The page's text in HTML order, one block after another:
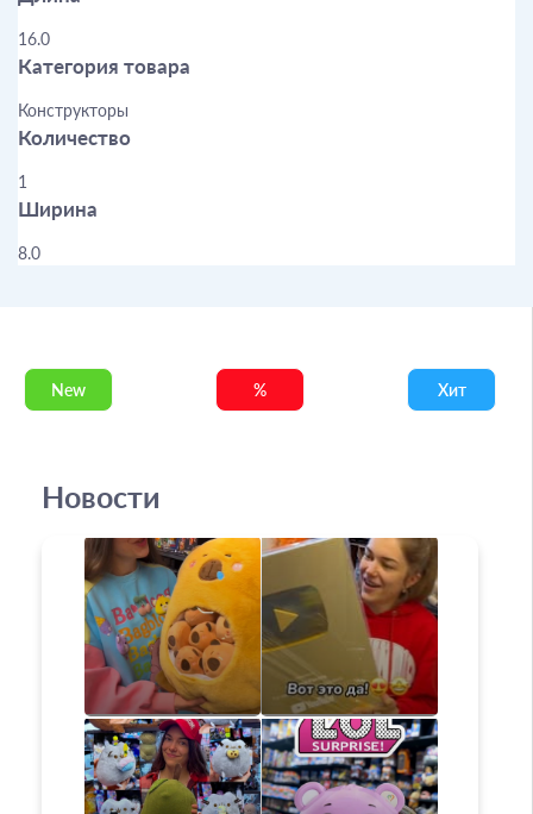
16.0
Категория товара
Конструкторы
Количество
1
Ширина
8.0
New % Хит
Новости